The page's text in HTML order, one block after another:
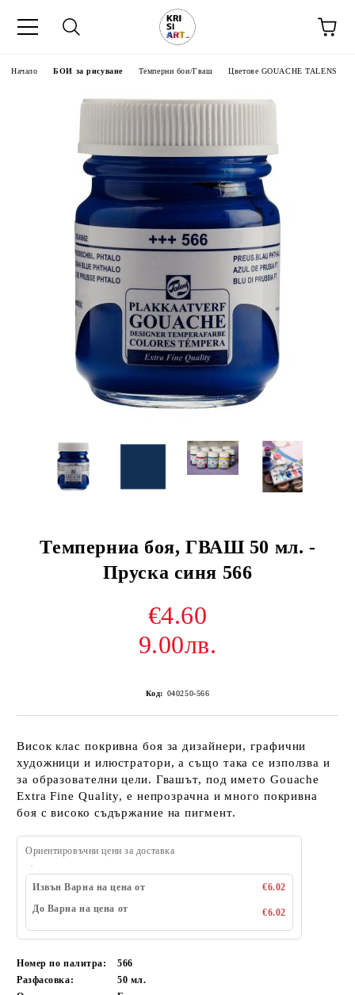
Начало БОИ за рисуване Темперни бои/Гваш Цветове GOUACHE TALENS
Tемперниа боя, ГВАШ 50 мл. -
Пруска синя 566
€4.60
9.00лв.
Код: 040250-566
Висок клас покривна боя за дизайнери, графични
художници и илюстратори, а също така се използва и
за образователни цели. Гвашът, под името Gouache
Extra Fine Quality, е непрозрачна и много покривна
боя с високо съдържание на пигмент.
Ориентировъчни цени за доставка
Извън Варна на цена от
€6.02
До Варна на цена от
€6.02
Номер по палитра:
566
Разфасовка:
50 мл.